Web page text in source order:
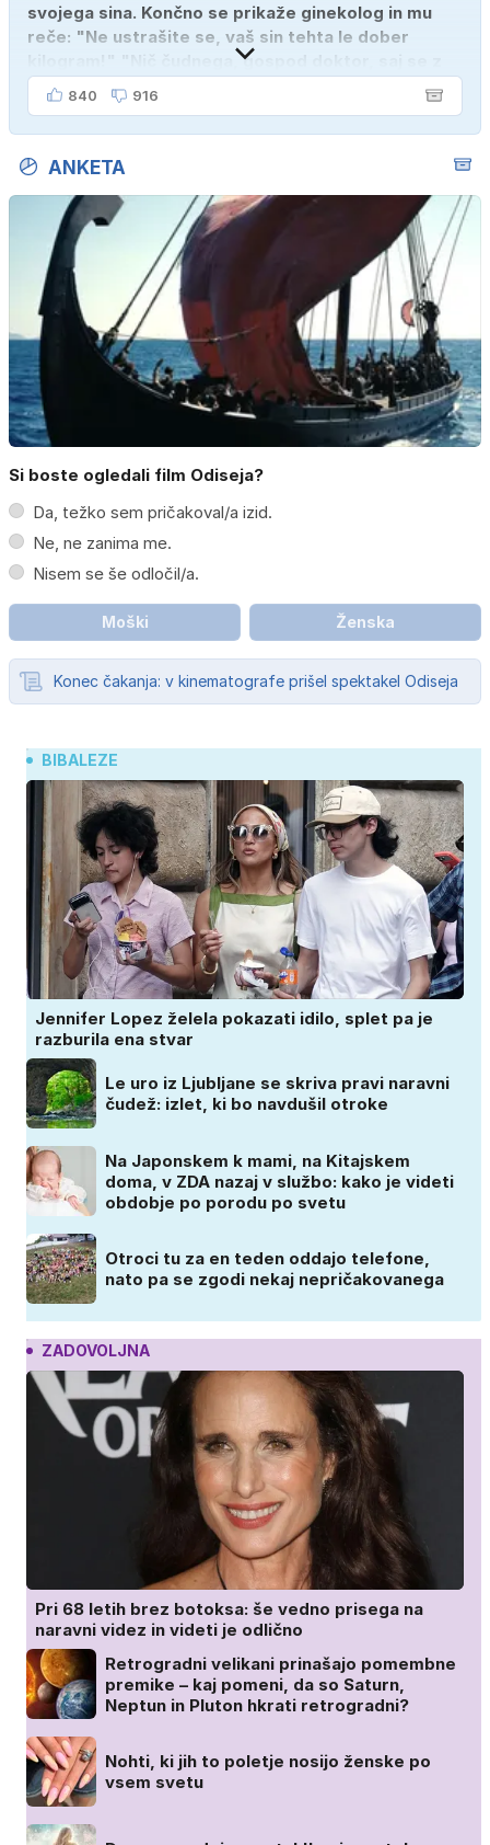
svojega sina. Končno se prikaže ginekolog in mu
reče: "Ne ustrašite se, vaš sin tehta le dober
kilogram!" "Nič čudnega, gospod doktor, saj se z
ženo poznava šele tri mesece."
840 916
ANKETA
Si boste ogledali film Odiseja?
Da, težko sem pričakoval/a izid.
Ne, ne zanima me.
Nisem se še odločil/a.
Moški Ženska
Konec čakanja: v kinematografe prišel spektakel Odiseja
BIBALEZE
Jennifer Lopez želela pokazati idilo, splet pa je
razburila ena stvar
Le uro iz Ljubljane se skriva pravi naravni
čudež: izlet, ki bo navdušil otroke
Na Japonskem k mami, na Kitajskem
doma, v ZDA nazaj v službo: kako je videti
obdobje po porodu po svetu
Otroci tu za en teden oddajo telefone,
nato pa se zgodi nekaj nepričakovanega
ZADOVOLJNA
Pri 68 letih brez botoksa: še vedno prisega na
naravni videz in videti je odlično
Retrogradni velikani prinašajo pomembne
premike – kaj pomeni, da so Saturn,
Neptun in Pluton hkrati retrogradni?
Nohti, ki jih to poletje nosijo ženske po
vsem svetu